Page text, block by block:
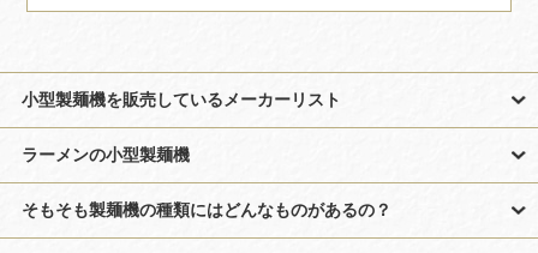
小型製麺機を販売しているメーカーリスト
ラーメンの小型製麺機
そもそも製麺機の種類にはどんなものがあるの？